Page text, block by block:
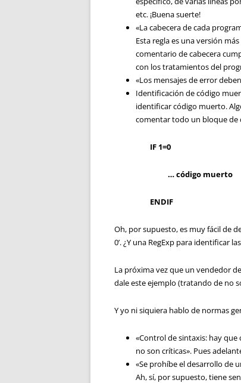
etc. ¡Buena suerte!
«La cabecera de cada
Esta regla es una versión
comentario de cabecera
con los tratamientos del
«Los mensajes de error
Identificación de código
identificar código muerto.
comentar todo un bloque de
IF 1=0
… código muerto
ENDIF
Oh, por supuesto, es muy fácil de
0’. ¿Y una RegExp para identificar
La próxima vez que un vendedor
dale este ejemplo (tratando de no
Y yo ni siquiera hablo de normas
«Control de sintaxis: hay que
no son críticas». Pues
«Se prohíbe el desarrollo de
Ah, sí, por supuesto, tiene